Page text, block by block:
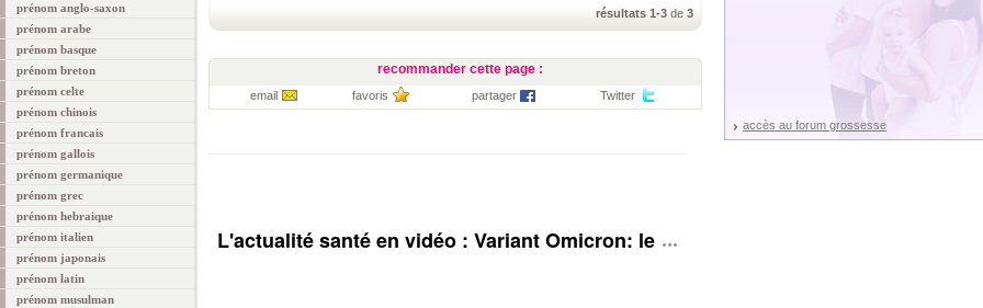
prénom anglo-saxon
prénom arabe
prénom basque
prénom breton
prénom celte
prénom chinois
prénom francais
prénom gallois
prénom germanique
prénom grec
prénom hebraique
prénom italien
prénom japonais
prénom latin
prénom musulman
résultats 1-3 de 3
recommander cette page :
email favoris partager Twitter
L'actualité santé en vidéo : Variant Omicron: le Royaume-Uni rehausse son
accès au forum grossesse